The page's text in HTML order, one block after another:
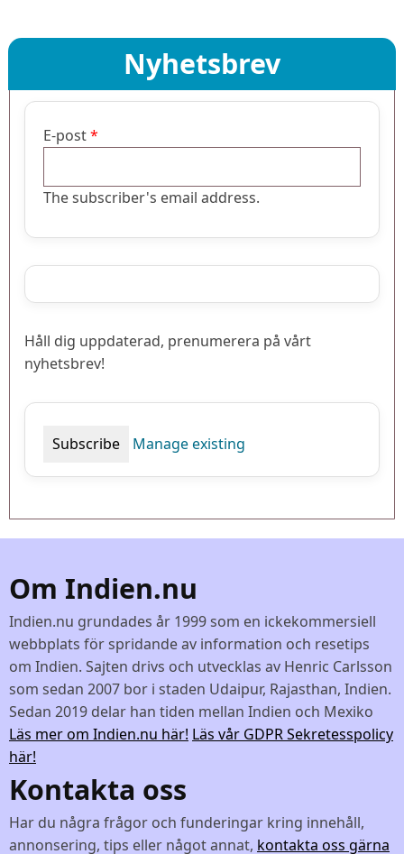
Nyhetsbrev
E-post
The subscriber's email address.
Håll dig uppdaterad, prenumerera på vårt
nyhetsbrev!
Manage existing
Om Indien.nu
Indien.nu grundades år 1999 som en ickekommersiell
webbplats för spridande av information och resetips
om Indien. Sajten drivs och utvecklas av Henric Carlsson
som sedan 2007 bor i staden Udaipur, Rajasthan, Indien.
Sedan 2019 delar han tiden mellan Indien och Mexiko
Läs mer om Indien.nu här! Läs vår GDPR Sekretesspolicy
här!
Kontakta oss
Har du några frågor och funderingar kring innehåll,
annonsering, tips eller något annat, kontakta oss gärna